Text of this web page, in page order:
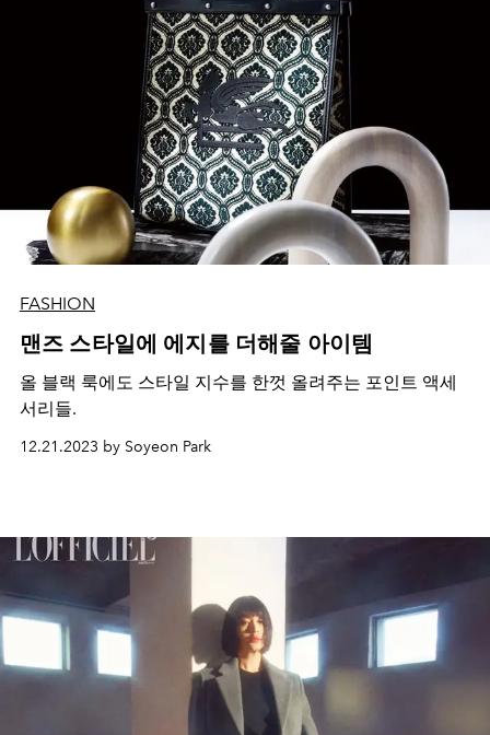
FASHION
맨즈 스타일에 에지를 더해줄 아이템
올 블랙 룩에도 스타일 지수를 한껏 올려주는 포인트 액세
서리들.
12.21.2023 by Soyeon Park